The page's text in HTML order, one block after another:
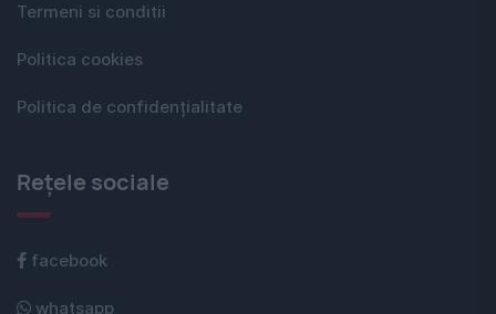
Termeni si conditii
Politica cookies
Politica de confidențialitate
Rețele sociale
facebook
whatsapp